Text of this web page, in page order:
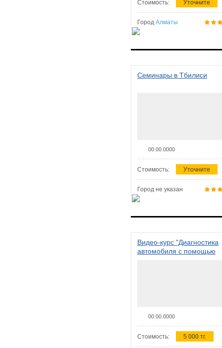
Стоимость: Уточните
Город Алматы
Семинары в Тбилиси
00.00.0000
Стоимость: Уточните
Город не указан
Видео-курс "Диагностика
автомобиля с помощью
00.00.0000
Стоимость: 5 000 тг.